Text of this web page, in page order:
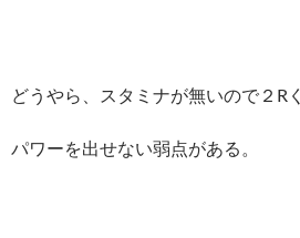
どうやら、スタミナが無いので２R
パワーを出せない弱点がある。